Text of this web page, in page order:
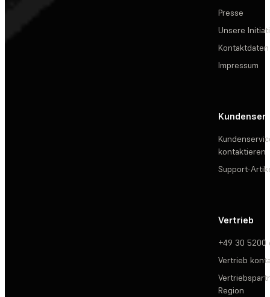
Presse
Unsere
Kontaktdaten
Impressum
kontaktieren
Support-
Vertrieb
+49 30 5200
Vertrieb
Region